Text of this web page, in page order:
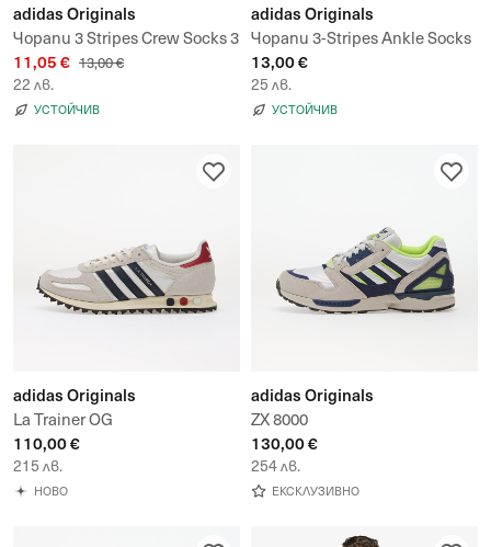
adidas Originals
Чорапи 3 Stripes Crew Socks 3
Pairs
11,05 € 13,00 €
22 лв.
УСТОЙЧИВ
adidas Originals
Чорапи 3-Stripes Ankle Socks
3-Pack
13,00 €
25 лв.
УСТОЙЧИВ
adidas Originals
La Trainer OG
110,00 €
215 лв.
НОВО
adidas Originals
ZX 8000
130,00 €
254 лв.
ЕКСКЛУЗИВНО